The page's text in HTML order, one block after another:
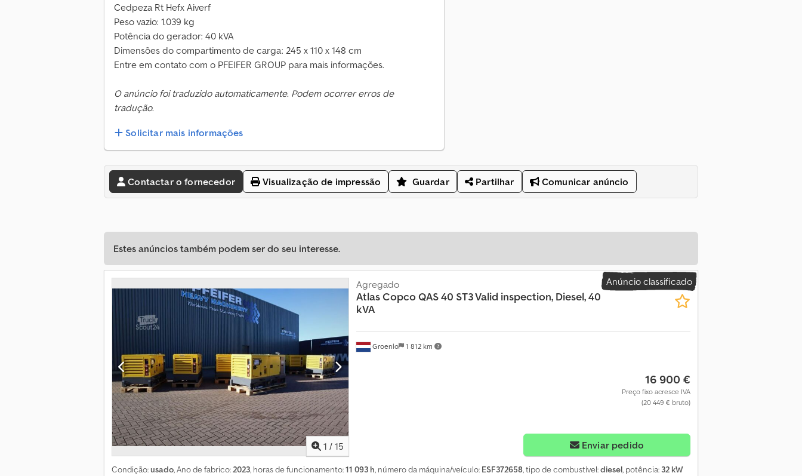
Cedpeza Rt Hefx Aiverf
Peso vazio: 1.039 kg
Potência do gerador: 40 kVA
Dimensões do compartimento de carga: 245 x 110 x 148 cm
Entre em contato com o PFEIFER GROUP para mais informações.
O anúncio foi traduzido automaticamente. Podem ocorrer erros de
tradução.
Solicitar mais informações
Contactar o fornecedor Visualização de impressão Guardar Partilhar Comunicar anúncio
Estes anúncios também podem ser do seu interesse.
Anúncio classificado
1 / 15
Groenlo 1 812 km
Agregado
Atlas CopcoQAS 40 ST3 Valid inspection, Diesel, 40
kVA
16 900 €
Preço fixo acresce IVA
(20 449 € bruto)
Enviar pedido
Condição:usado, Ano de fabrico:2023, horas de funcionamento:11 093 h, número da máquina/veículo: ESF372658, tipo de combustível:diesel, potência: 32 kW